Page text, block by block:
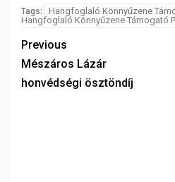
Tags: Hangfoglaló Könnyűzene
Hangfoglaló Könnyűzene Támogató
Previous
Mészáros Lázár
honvédségi ösztöndíj